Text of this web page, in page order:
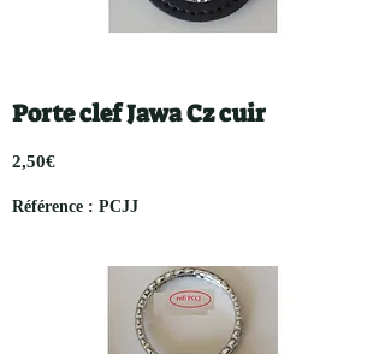
Porte clef Jawa Cz cuir
2,50€
Référence : PCJJ